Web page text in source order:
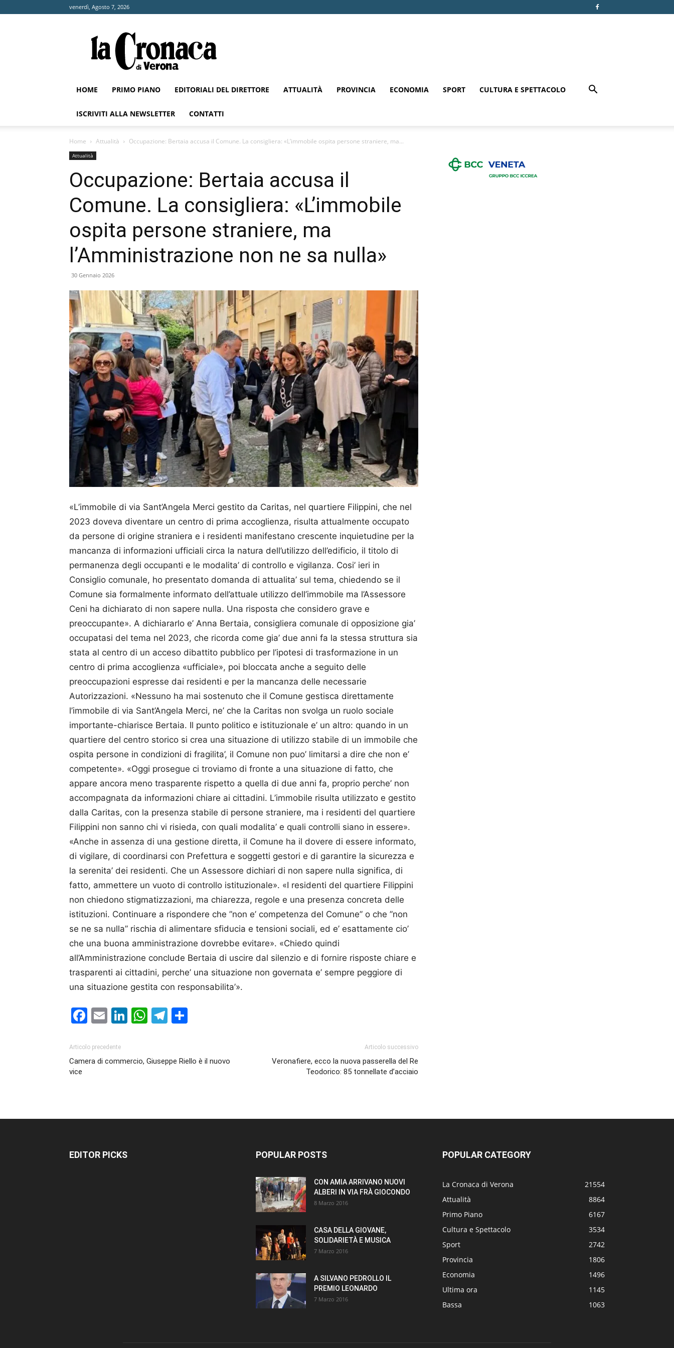
venerdì, Agosto 7, 2026
Cronaca
di
Verona
HOME PRIMO PIANO EDITORIALI DEL DIRETTORE ATTUALITÀ PROVINCIA ECONOMIA SPORT CULTURA E SPETTACOLO
ISCRIVITI ALLA NEWSLETTER CONTATTI
Home Attualità Occupazione: Bertaia accusa il Comune. La consigliera: «L’immobile ospita persone straniere, ma...
Attualità
Occupazione: Bertaia accusa il
Comune. La consigliera: «L’immobile
ospita persone straniere, ma
l’Amministrazione non ne sa nulla»
30 Gennaio 2026
«L’immobile di via Sant’Angela Merci gestito da Caritas, nel quartiere Filippini, che nel
2023 doveva diventare un centro di prima accoglienza, risulta attualmente occupato
da persone di origine straniera e i residenti manifestano crescente inquietudine per la
mancanza di informazioni ufficiali circa la natura dell’utilizzo dell’edificio, il titolo di
permanenza degli occupanti e le modalita’ di controllo e vigilanza. Cosi’ ieri in
Consiglio comunale, ho presentato domanda di attualita’ sul tema, chiedendo se il
Comune sia formalmente informato dell’attuale utilizzo dell’immobile ma l’Assessore
Ceni ha dichiarato di non sapere nulla. Una risposta che considero grave e
preoccupante». A dichiararlo e’ Anna Bertaia, consigliera comunale di opposizione gia’
occupatasi del tema nel 2023, che ricorda come gia’ due anni fa la stessa struttura sia
stata al centro di un acceso dibattito pubblico per l’ipotesi di trasformazione in un
centro di prima accoglienza «ufficiale», poi bloccata anche a seguito delle
preoccupazioni espresse dai residenti e per la mancanza delle necessarie
Autorizzazioni. «Nessuno ha mai sostenuto che il Comune gestisca direttamente
l’immobile di via Sant’Angela Merci, ne’ che la Caritas non svolga un ruolo sociale
importante-chiarisce Bertaia. Il punto politico e istituzionale e’ un altro: quando in un
quartiere del centro storico si crea una situazione di utilizzo stabile di un immobile che
ospita persone in condizioni di fragilita’, il Comune non puo’ limitarsi a dire che non e’
competente». «Oggi prosegue ci troviamo di fronte a una situazione di fatto, che
appare ancora meno trasparente rispetto a quella di due anni fa, proprio perche’ non
accompagnata da informazioni chiare ai cittadini. L’immobile risulta utilizzato e gestito
dalla Caritas, con la presenza stabile di persone straniere, ma i residenti del quartiere
Filippini non sanno chi vi risieda, con quali modalita’ e quali controlli siano in essere».
«Anche in assenza di una gestione diretta, il Comune ha il dovere di essere informato,
di vigilare, di coordinarsi con Prefettura e soggetti gestori e di garantire la sicurezza e
la serenita’ dei residenti. Che un Assessore dichiari di non sapere nulla significa, di
fatto, ammettere un vuoto di controllo istituzionale». «I residenti del quartiere Filippini
non chiedono stigmatizzazioni, ma chiarezza, regole e una presenza concreta delle
istituzioni. Continuare a rispondere che ”non e’ competenza del Comune” o che ”non
se ne sa nulla” rischia di alimentare sfiducia e tensioni sociali, ed e’ esattamente cio’
che una buona amministrazione dovrebbe evitare». «Chiedo quindi
all’Amministrazione conclude Bertaia di uscire dal silenzio e di fornire risposte chiare e
trasparenti ai cittadini, perche’ una situazione non governata e’ sempre peggiore di
una situazione gestita con responsabilita’».
Facebook
EmailLinkedIn
WhatsApp
Telegram
Articolo precedente
Camera di commercio, Giuseppe Riello è il nuovo
vice
Articolo successivo
Veronafiere, ecco la nuova passerella del Re
Teodorico: 85 tonnellate d’acciaio
EDITOR PICKS POPULAR POSTS
CON AMIA ARRIVANO NUOVI
ALBERI IN VIA FRÀ GIOCONDO
8 Marzo 2016
CASA DELLA GIOVANE,
SOLIDARIETÀ E MUSICA
7 Marzo 2016
A SILVANO PEDROLLO IL
PREMIO LEONARDO
7 Marzo 2016
POPULAR CATEGORY
La Cronaca di Verona
21554
Attualità
8864
Primo Piano
6167
Cultura e Spettacolo
3534
Sport
2742
Provincia
1806
Economia
1496
Ultima ora
1145
Bassa
1063